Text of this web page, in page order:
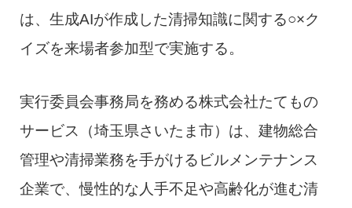
は、生成AIが作成した清掃知識に関する○×ク
イズを来場者参加型で実施する。
実行委員会事務局を務める株式会社たてもの
サービス（埼玉県さいたま市）は、建物総合
管理や清掃業務を手がけるビルメンテナンス
企業で、慢性的な人手不足や高齢化が進む清